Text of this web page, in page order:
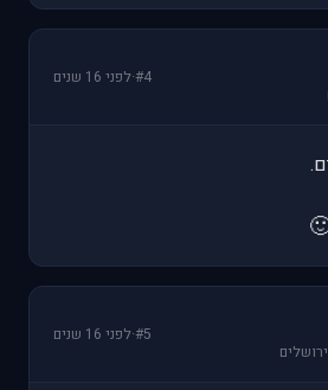
#4
·לפני 16 שנים
#5
·לפני 16 שנים